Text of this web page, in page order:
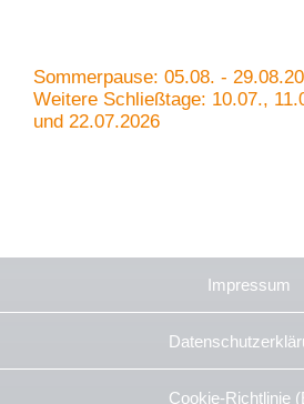
Sommerpause: 05.08. -
Weitere Schließtage: 10.07.,
und 22.07.2026
Impressum
Cookie-Richtlinie